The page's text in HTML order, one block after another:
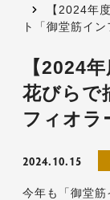
【2024年
ト「御堂筋イ
【2024
花びらで
フィオラ
2024.10.15
今年も「御堂